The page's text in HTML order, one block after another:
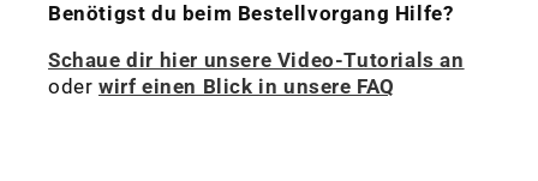
Benötigst du beim Bestellvorgang Hilfe?
Schaue dir hier unsere Video-Tutorials an
oder wirf einen Blick in unsere FAQ